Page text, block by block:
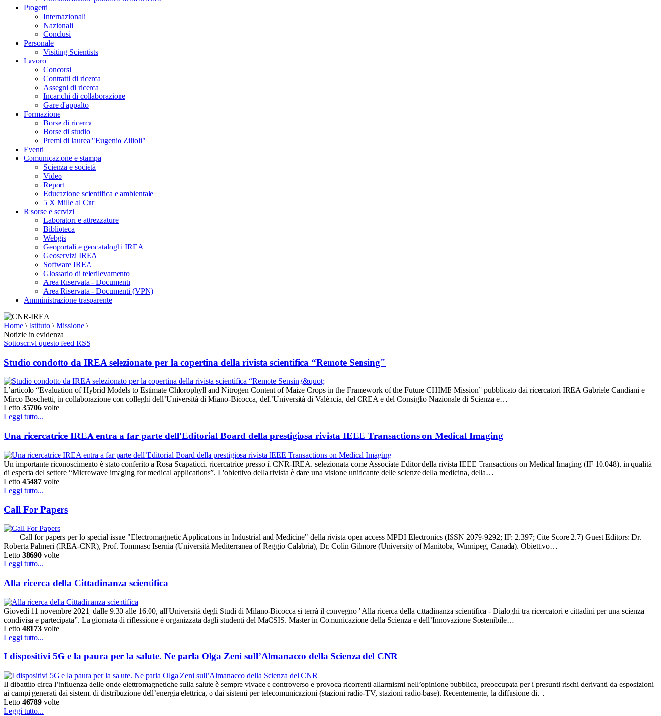
Progetti
Internazionali
Nazionali
Conclusi
Personale
Visiting Scientists
Lavoro
Concorsi
Contratti di ricerca
Assegni di ricerca
Incarichi di collaborazione
Gare d'appalto
Formazione
Borse di ricerca
Borse di studio
Premi di laurea "Eugenio Zilioli"
Eventi
Comunicazione e stampa
Scienza e società
Video
Report
Educazione scientifica e ambientale
5 X Mille al Cnr
Risorse e servizi
Laboratori e attrezzature
Biblioteca
Webgis
Geoportali e geocataloghi IREA
Geoservizi IREA
Software IREA
Glossario di telerilevamento
Area Riservata - Documenti
Area Riservata - Documenti (VPN)
Amministrazione trasparente
Home \ Istituto \ Missione \
Notizie in evidenza
Sottoscrivi questo feed RSS
Studio condotto da IREA selezionato per la copertina della rivista scientifica “Remote Sensing"
L’articolo “Evaluation of Hybrid Models to Estimate Chlorophyll and Nitrogen Content of Maize Crops in the Framework of the Future CHIME Mission” pubblicato dai ricercatori IREA Gabriele Candiani e
Mirco Boschetti, in collaborazione con colleghi dell’Università di Miano-Bicocca, dell’Università di València, del CREA e del Consiglio Nazionale di Scienza e…
Letto 35706 volte
Leggi tutto...
Una ricercatrice IREA entra a far parte dell’Editorial Board della prestigiosa rivista IEEE Transactions on Medical Imaging
Un importante riconoscimento è stato conferito a Rosa Scapaticci, ricercatrice presso il CNR-IREA, selezionata come Associate Editor della rivista IEEE Transactions on Medical Imaging (IF 10.048), in qualità
di esperta del settore “Microwave imaging for medical applications”. L'obiettivo della rivista è dare una visione unificante delle scienze della medicina, della…
Letto 45487 volte
Leggi tutto...
Call For Papers
Call for papers per lo special issue "Electromagnetic Applications in Industrial and Medicine" della rivista open access MPDI Electronics (ISSN 2079-9292; IF: 2.397; Cite Score 2.7) Guest Editors: Dr.
Roberta Palmeri (IREA-CNR), Prof. Tommaso Isernia (Università Mediterranea of Reggio Calabria), Dr. Colin Gilmore (University of Manitoba, Winnipeg, Canada). Obiettivo…
Letto 38690 volte
Leggi tutto...
Alla ricerca della Cittadinanza scientifica
Giovedì 11 novembre 2021, dalle 9.30 alle 16.00, all'Università degli Studi di Milano-Bicocca si terrà il convegno "Alla ricerca della cittadinanza scientifica - Dialoghi tra ricercatori e cittadini per una scienza
condivisa e partecipata”. La giornata di riflessione è organizzata dagli studenti del MaCSIS, Master in Comunicazione della Scienza e dell’Innovazione Sostenibile…
Letto 48173 volte
Leggi tutto...
I dispositivi 5G e la paura per la salute. Ne parla Olga Zeni sull’Almanacco della Scienza del CNR
Il dibattito circa l’influenza delle onde elettromagnetiche sulla salute è sempre vivace e controverso e provoca ricorrenti allarmismi nell’opinione pubblica, preoccupata per i presunti rischi derivanti da esposizioni
ai campi generati dai sistemi di distribuzione dell’energia elettrica, o dai sistemi per telecomunicazioni (stazioni radio-TV, stazioni radio-base). Recentemente, la diffusione di…
Letto 46789 volte
Leggi tutto...